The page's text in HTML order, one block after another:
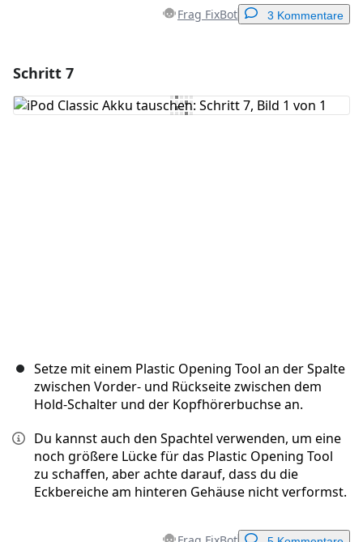
Frag FixBot 3 Kommentare
Kommentar hinzufügen
Schritt 7
Setze mit einem Plastic Opening Tool an der Spalte
zwischen Vorder- und Rückseite zwischen dem
Hold-Schalter und der Kopfhörerbuchse an.
Du kannst auch den Spachtel verwenden, um eine
noch größere Lücke für das Plastic Opening Tool
zu schaffen, aber achte darauf, dass du die
Eckbereiche am hinteren Gehäuse nicht verformst.